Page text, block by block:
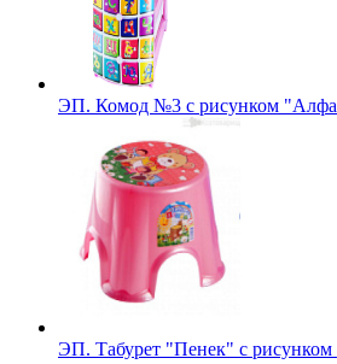
ЭП. Комод №3 с рисунком
ЭП. Табурет "Пенек" с рисунком